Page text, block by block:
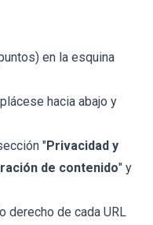
en la esquina
hacia abajo y
"Privacidad y
de contenido" y
derecho de cada URL